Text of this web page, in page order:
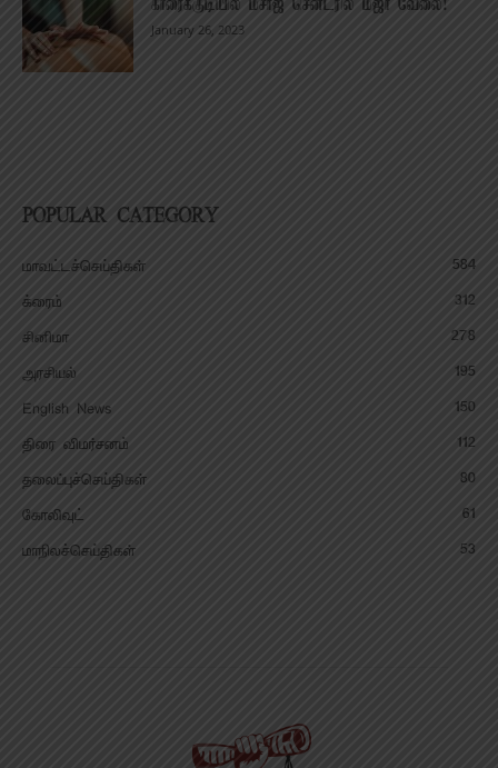
காரைக்குடியில் மசாஜ் சென்டரில் மஜா வேலை!
January 26, 2023
POPULAR CATEGORY
மாவட்டச்செய்திகள்
584
க்ரைம்
312
சினிமா
278
அரசியல்
195
English News
150
திரை விமர்சனம்
112
தலைப்புச்செய்திகள்
80
கோலிவுட்
61
மாநிலச்செய்திகள்
53